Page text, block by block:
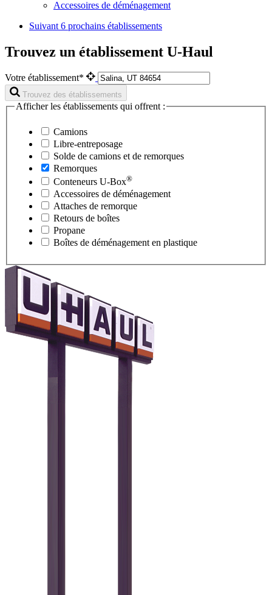
Accessoires de déménagement
Suivant 6 prochains établissements
Trouvez un établissement U-Haul
Votre établissement*
Trouvez des établissements
Afficher les établissements qui offrent :
Camions
Libre-entreposage
Solde de camions et de remorques
Remorques
Conteneurs U-Box®
Accessoires de déménagement
Attaches de remorque
Retours de boîtes
Propane
Boîtes de déménagement en plastique